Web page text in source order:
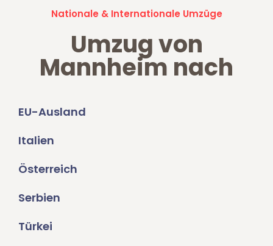
Nationale & Internationale Umzüge
Umzug von
Mannheim nach
EU-Ausland
Italien
Österreich
Serbien
Türkei